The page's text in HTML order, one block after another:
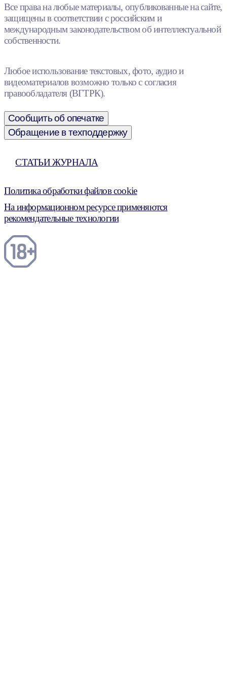
Все права на любые материалы, опубликованные на сайте,
защищены в соответствии с российским и
международным законодательством об интеллектуальной
собственности.
Любое использование текстовых, фото, аудио и
видеоматериалов возможно только с согласия
правообладателя (ВГТРК).
Сообщить об опечатке
Обращение в техподдержку
СТАТЬИ ЖУРНАЛА
Политика обработки файлов cookie
На информационном ресурсе применяются
рекомендательные технологии